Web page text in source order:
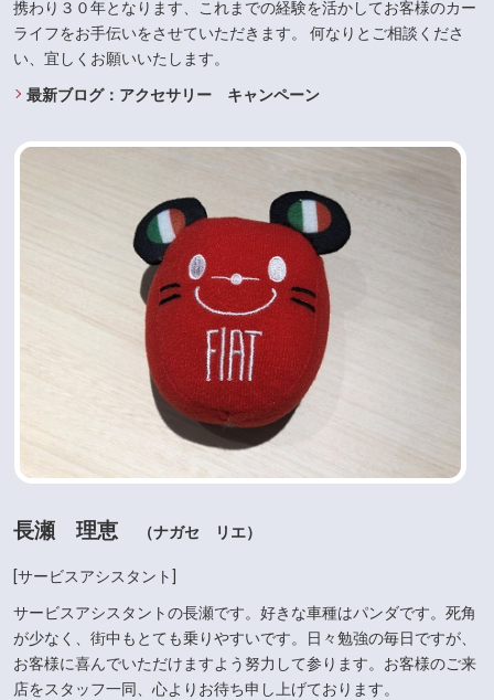
携わり３０年となります、これまでの経験を活かしてお客様のカー
ライフをお手伝いをさせていただきます。 何なりとご相談くださ
い、宜しくお願いいたします。
最新ブログ：アクセサリー キャンペーン
長瀬 理恵 （ナガセ リエ）
[サービスアシスタント]
サービスアシスタントの長瀬です。好きな車種はパンダです。死角
が少なく、街中もとても乗りやすいです。日々勉強の毎日ですが、
お客様に喜んでいただけますよう努力して参ります。お客様のご来
店をスタッフ一同、心よりお待ち申し上げております。